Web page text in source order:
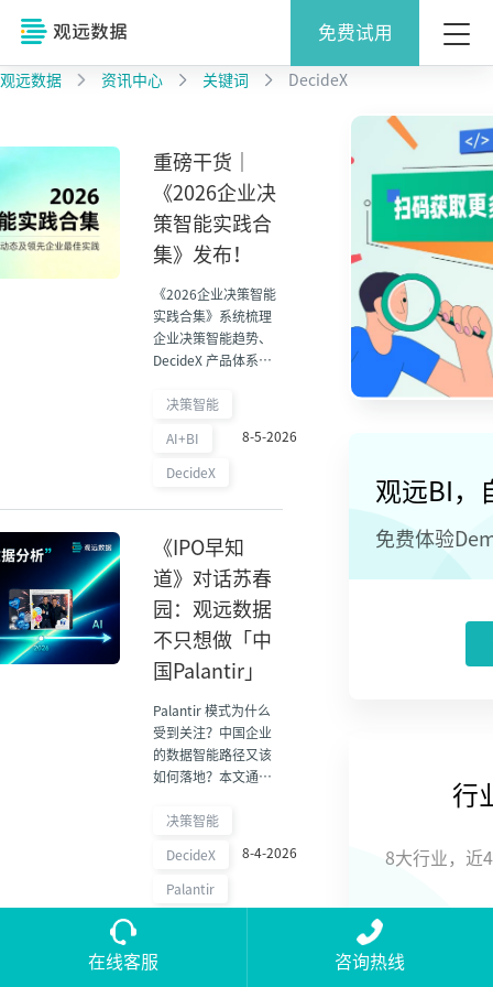
免费试用
观远数据 资讯中心 关键词 DecideX
重磅干货｜
《2026企业决
策智能实践合
集》发布！
《2026企业决策智能
实践合集》系统梳理
企业决策智能趋势、
DecideX 产品体系、
景 POD 方案，为企业
策落地提供参考。
决策智能
AI+BI
DecideX
8-5-2026
《IPO早知
道》对话苏春
园：观远数据
不只想做「中
国Palantir」
Palantir 模式为什么
受到关注？中国企业
的数据智能路径又该
如何落地？本文通过
访，解读 Palantir 的
探讨数据智能在中国
市场的发展方向。
决策智能
DecideX
Palantir
8-4-2026
喜讯！观远数
观远BI，
免费体验
行
8大行业，近
在线客服 咨询热线